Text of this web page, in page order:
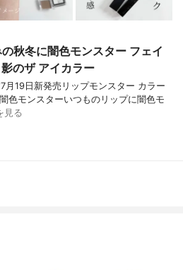
秋冬に闇色モンスター フェイ
のザ アイカラー
月19日新発売リップモンスター カラー
色モンスターいつものリップに闇色モ
見る